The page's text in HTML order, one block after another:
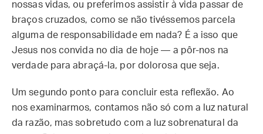
nossas vidas, ou preferimos assistir à vida passar de
braços cruzados, como se não tivéssemos parcela
alguma de responsabilidade em nada? É a isso que
Jesus nos convida no dia de hoje — a pôr-nos na
verdade para abraçá-la, por dolorosa que seja.
Um segundo ponto para concluir esta reflexão. Ao
nos examinarmos, contamos não só com a luz natural
da razão, mas sobretudo com a luz sobrenatural da